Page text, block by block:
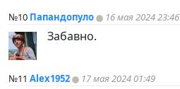
№10 Папандопуло 16 мая 2024 23:46
Забавно.
№11 Alex1952 17 мая 2024 01:49